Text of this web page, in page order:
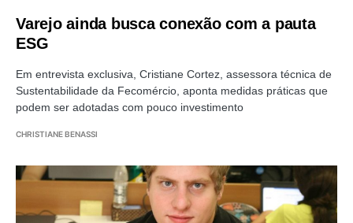
Varejo ainda busca conexão com a pauta
ESG
Em entrevista exclusiva, Cristiane Cortez, assessora técnica de
Sustentabilidade da Fecomércio, aponta medidas práticas que
podem ser adotadas com pouco investimento
CHRISTIANE BENASSI